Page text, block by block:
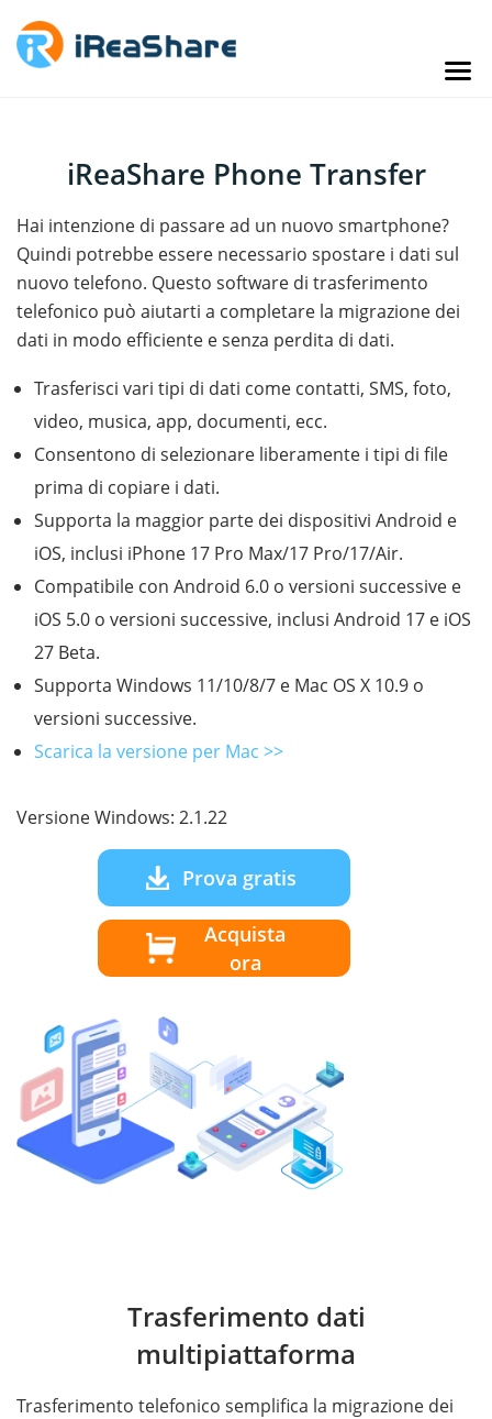
iReaShare Phone Transfer
Hai intenzione di passare ad un nuovo smartphone?
Quindi potrebbe essere necessario spostare i dati sul
nuovo telefono. Questo software di trasferimento
telefonico può aiutarti a completare la migrazione dei
dati in modo efficiente e senza perdita di dati.
Trasferisci vari tipi di dati come contatti, SMS, foto,
video, musica, app, documenti, ecc.
Consentono di selezionare liberamente i tipi di file
prima di copiare i dati.
Supporta la maggior parte dei dispositivi Android e
iOS, inclusi iPhone 17 Pro Max/17 Pro/17/Air.
Compatibile con Android 6.0 o versioni successive e
iOS 5.0 o versioni successive, inclusi Android 17 e iOS
27 Beta.
Supporta Windows 11/10/8/7 e Mac OS X 10.9 o
versioni successive.
Scarica la versione per Mac >>
Versione Windows: 2.1.22
Prova gratis
Acquista
ora
Trasferimento dati
multipiattaforma
Trasferimento telefonico semplifica la migrazione dei